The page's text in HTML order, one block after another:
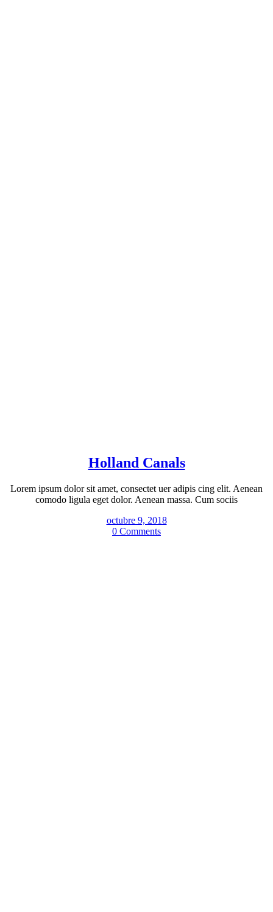
Holland Canals
Lorem ipsum dolor sit amet, consectet uer adipis cing elit. Aenean
comodo ligula eget dolor. Aenean massa. Cum sociis
octubre 9, 2018
0 Comments